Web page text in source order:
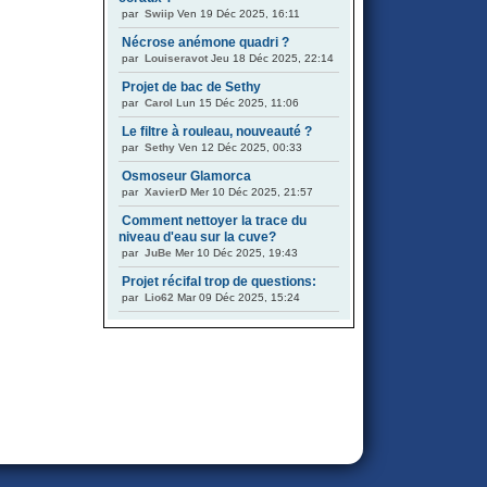
par Swiip Ven 19 Déc 2025, 16:11
Nécrose anémone quadri ?
par Louiseravot Jeu 18 Déc 2025, 22:14
Projet de bac de Sethy
par Carol Lun 15 Déc 2025, 11:06
Le filtre à rouleau, nouveauté ?
par Sethy Ven 12 Déc 2025, 00:33
Osmoseur Glamorca
par XavierD Mer 10 Déc 2025, 21:57
Comment nettoyer la trace du
niveau d'eau sur la cuve?
par JuBe Mer 10 Déc 2025, 19:43
Projet récifal trop de questions:
par Lio62 Mar 09 Déc 2025, 15:24